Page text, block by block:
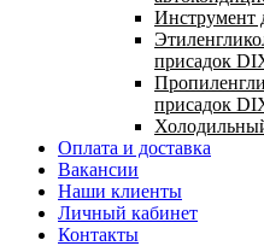
Инструмент
присадок
присадок
Оплата и доставка
Вакансии
Наши клиенты
Личный кабинет
Контакты